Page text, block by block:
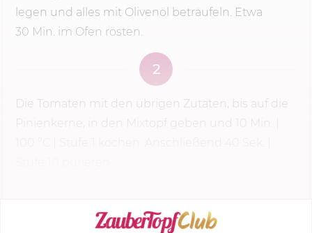
legen und alles mit Olivenöl beträufeln. Etwa
30 Min. im Ofen rösten.
2
Die Tomaten mit den übrigen Zutaten, bis auf die
Pinienkerne, in den Mixtopf geben und
10 Min.
KOCHMODUS STARTEN